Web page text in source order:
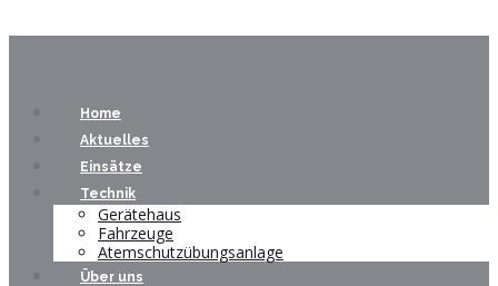
Home
Aktuelles
Einsätze
Technik
Gerätehaus
Fahrzeuge
Atemschutzübungsanlage
Über uns